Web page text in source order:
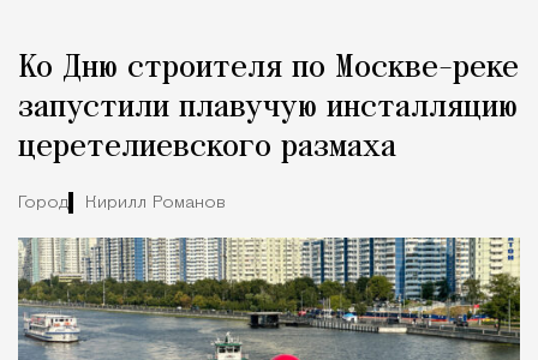
Город
Ко Дню строителя по Москве-реке
запустили плавучую инсталляцию
церетелиевского размаха
Город Кирилл Романов